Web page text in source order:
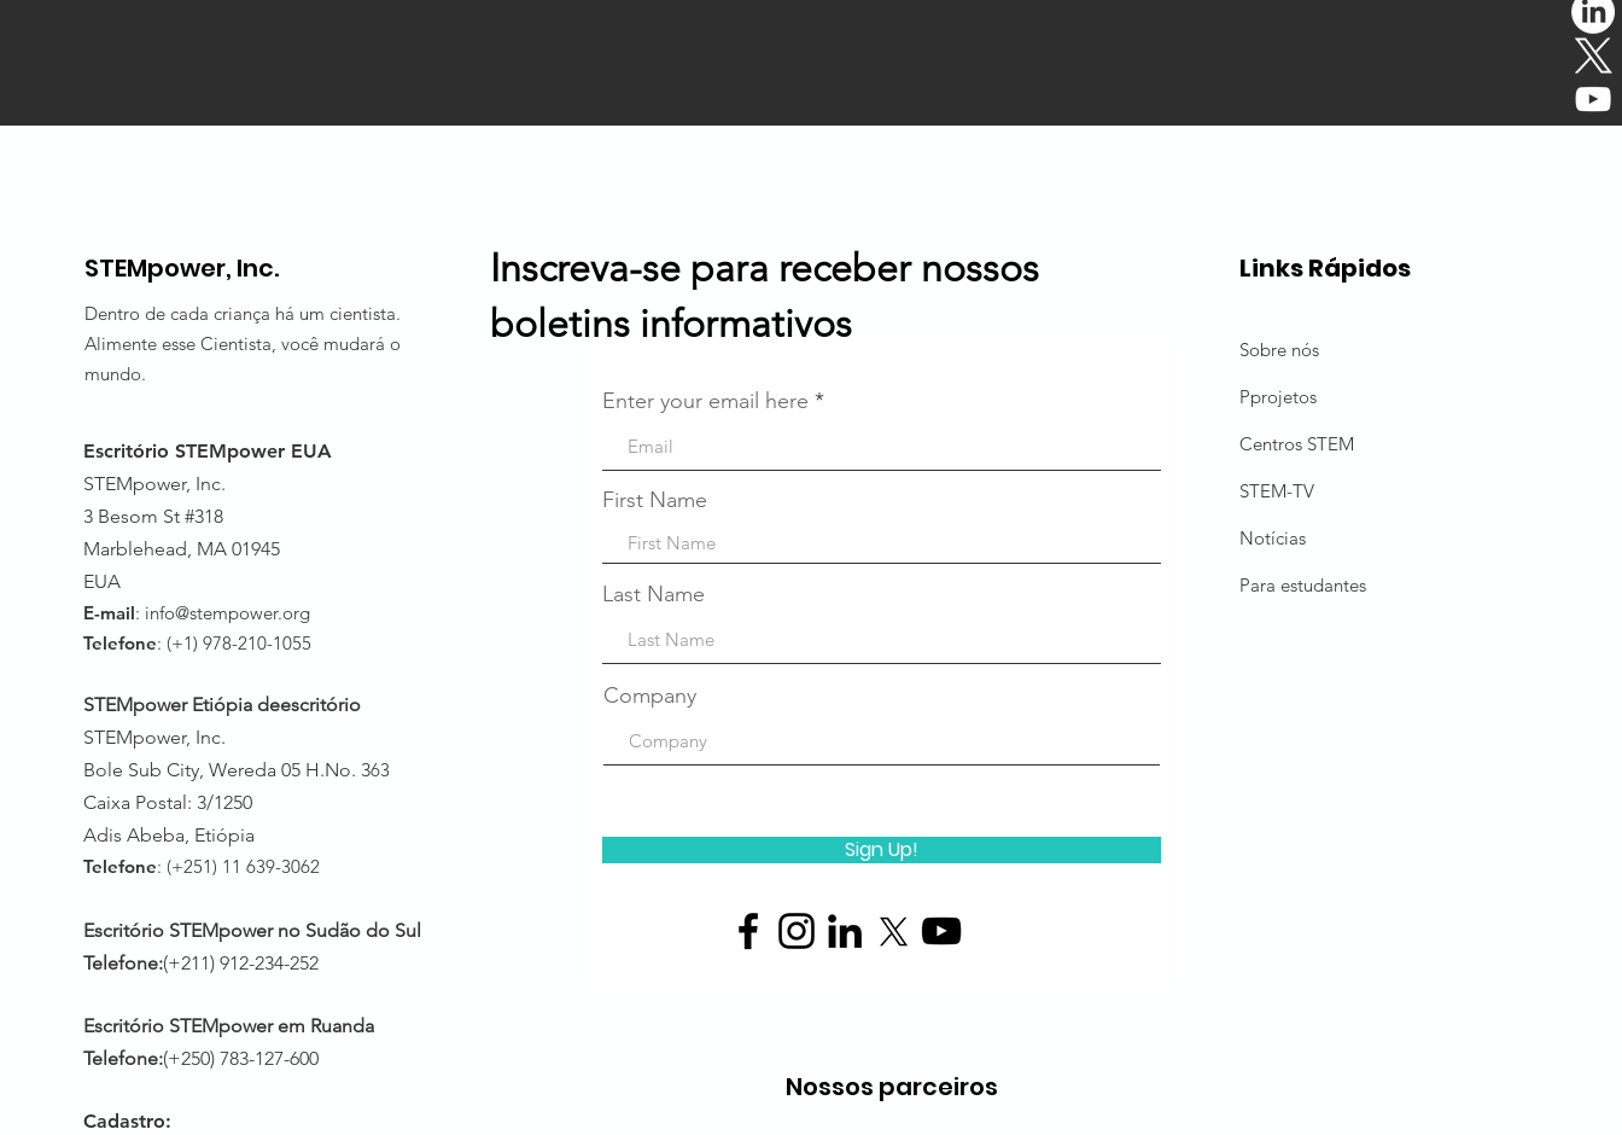
STEMpower, Inc.
Dentro de cada criança há um cientista.
Alimente esse Cientista, você mudará o
mundo.
Escritório STEMpower EUA
STEMpower, Inc.
3 Besom St #318
Marblehead, MA 01945
EUA
E-mail: info@stempower.org
Telefone: (+1) 978-210-1055
STEMpower Etiópia deescritório
STEMpower, Inc.
Bole Sub City, Wereda 05 H.No. 363
Caixa Postal: 3/1250
Adis Abeba, Etiópia
Telefone: (+251) 11 639-3062
Escritório STEMpower no Sudão do Sul
Telefone:(+211) 912-234-252
Escritório STEMpower em Ruanda
Telefone:(+250) 783-127-600
Cadastro:
Enter your email here
First Name
Last Name
Company
Sign Up!
Inscreva-se para receber nossos
boletins informativos
Nossos parceiros
Links Rápidos
Sobre nós
Pprojetos
Centros STEM
STEM-TV
Notícias
Para estudantes